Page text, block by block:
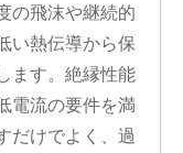
の飛沫や継続的
い熱伝導から保
ます。絶縁性能
電流の要件を満
だけでよく、過